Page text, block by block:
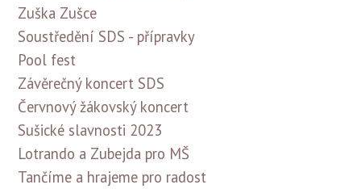
Zuška Zušce
Soustředění SDS - přípravky
Pool fest
Závěrečný koncert SDS
Červnový žákovský koncert
Sušické slavnosti 2023
Lotrando a Zubejda pro MŠ
Tančíme a hrajeme pro radost